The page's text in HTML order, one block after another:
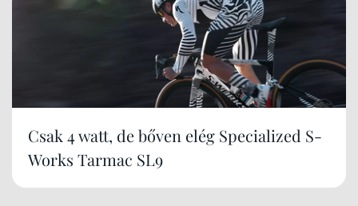
Csak 4 watt, de bőven elég Specialized S-
Works Tarmac SL9